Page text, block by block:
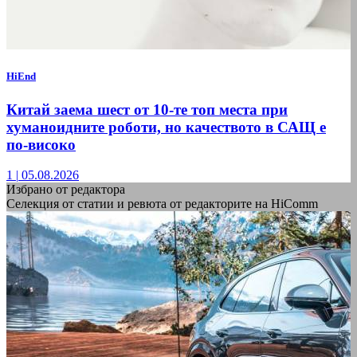
HiEnd
Китай заема шест от 10-те топ места при
хуманоидните роботи, но качеството в САЩ е
по-високо
1 | 05.08.2026
Избрано от редактора
Селекция от статии и ревюта от редакторите на HiComm